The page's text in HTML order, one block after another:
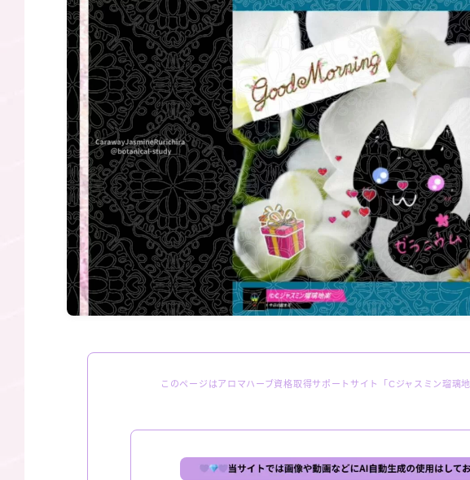
(kindle
お問い
サイトマ
このページはアロマハーブ資格取得サポートサイト「Cジャスミン瑠璃